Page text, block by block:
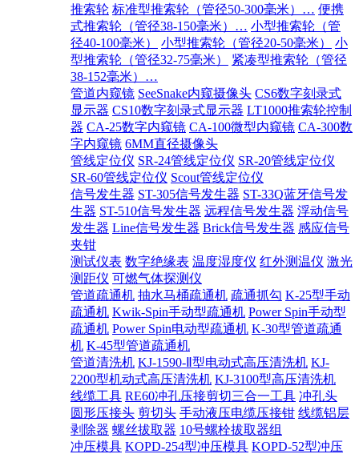
推索轮 标准型推索轮（管径50-300毫米）… 便携
式推索轮（管径38-150毫米）… 小型推索轮（管
径40-100毫米）
小型推索轮（管径20-50毫米）
小
型推索轮（管径32-75毫米）
紧凑型推索轮（管径
38-152毫米）…
管道内窥镜 SeeSnake内窥摄像头 CS6数字刻录式
显示器 CS10数字刻录式显示器 LT1000推索轮控制
器 CA-25数字内窥镜 CA-100微型内窥镜 CA-300数
字内窥镜 6MM直径摄像头
管线定位仪 SR-24管线定位仪 SR-20管线定位仪
SR-60管线定位仪 Scout管线定位仪
信号发生器 ST-305信号发生器 ST-33Q蓝牙信号发
生器 ST-510信号发生器 远程信号发生器 浮动信号
发生器 Line信号发生器 Brick信号发生器 感应信号
夹钳
测试仪表 数字绝缘表 温度湿度仪 红外测温仪 激光
测距仪 可燃气体探测仪
管道疏通机 抽水马桶疏通机 疏通抓勾 K-25型手动
疏通机 Kwik-Spin手动型疏通机 Power Spin手动型
疏通机 Power Spin电动型疏通机 K-30型管道疏通
机 K-45型管道疏通机
管道清洗机 KJ-1590-Ⅱ型电动式高压清洗机 KJ-
2200型机动式高压清洗机 KJ-3100型高压清洗机
线缆工具 RE60冲孔压接剪切三合一工具 冲孔头
圆形压接头 剪切头 手动液压电缆压接钳 线缆铝层
剥除器 螺丝拔取器 10号螺栓拔取器组
冲压模具 KOPD-254型冲压模具 KOPD-52型冲压